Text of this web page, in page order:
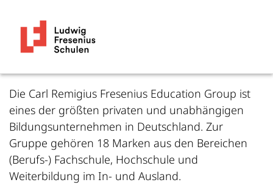
Die Carl Remigius Fresenius Education Group ist
eines der größten privaten und unabhängigen
Bildungsunternehmen in Deutschland. Zur
Gruppe gehören 18 Marken aus den Bereichen
(Berufs-) Fachschule, Hochschule und
Weiterbildung im In- und Ausland.